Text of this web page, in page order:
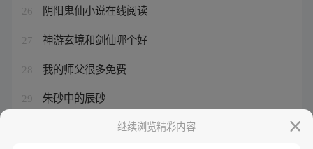
26 阴阳鬼仙小说在线阅读
27 神游玄境和剑仙哪个好
28 我的师父很多免费
29 朱砂中的辰砂
神游玄境和剑仙哪个厉害继续浏览精彩内容